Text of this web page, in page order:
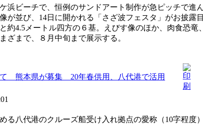
浜ビーチで、恒例のサンドアート制作が急ピッチで進
が並び、14日に開かれる「さざ波フェスタ」がお披露
約4.5メートル四方の６基。えびす像のほか、肉食恐竜
ざまで、８月中旬まで展示する。
熊本県が募集 20年春供用、八代港で活用
る八代港のクルーズ船受け入れ拠点の愛称（10字程度